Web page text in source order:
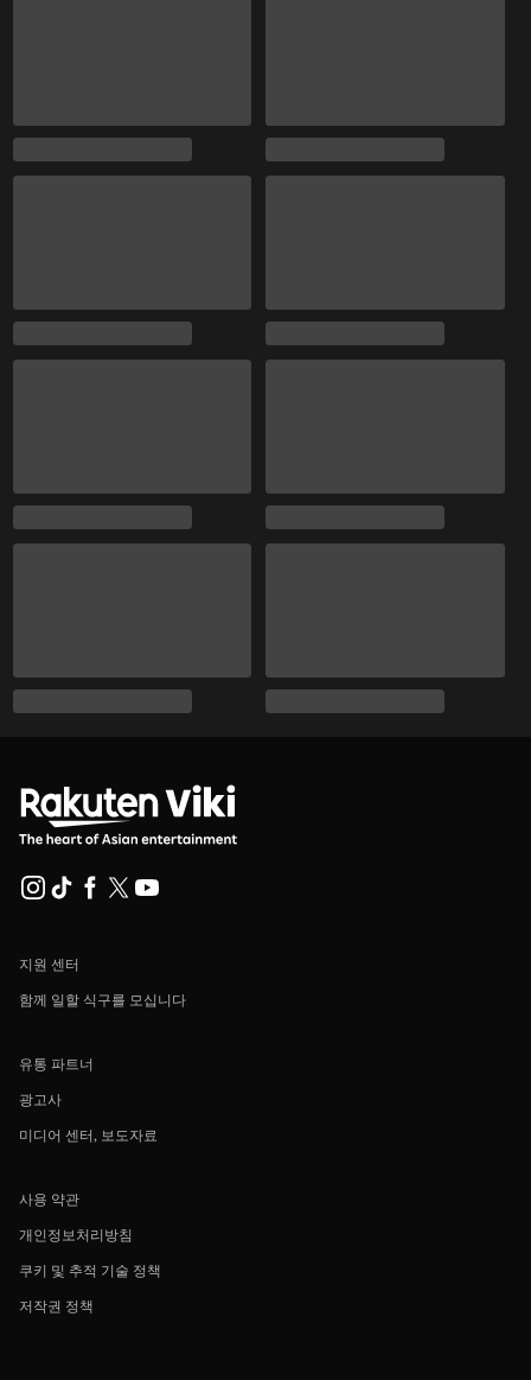
지원 센터
함께 일할 식구를 모십니다
유통 파트너
광고사
미디어 센터, 보도자료
사용 약관
개인정보처리방침
쿠키 및 추적 기술 정책
저작권 정책